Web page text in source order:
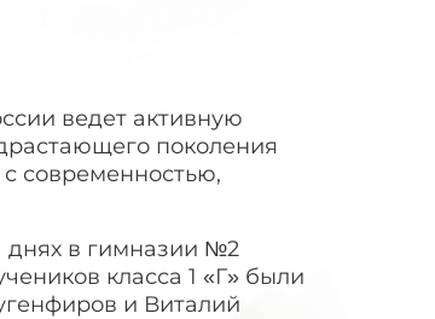
ведет активную
поколения
современностью,
в гимназии №2
класса 1 «Г» были
и Виталий